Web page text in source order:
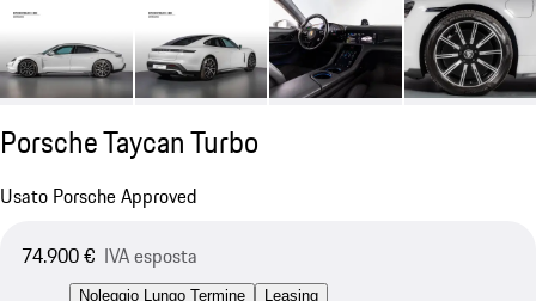
Porsche Taycan Turbo
Usato Porsche Approved
74.900 € IVA esposta
Noleggio Lungo Termine Leasing